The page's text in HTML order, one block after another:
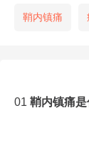
鞘内镇痛
01 鞘内镇痛是